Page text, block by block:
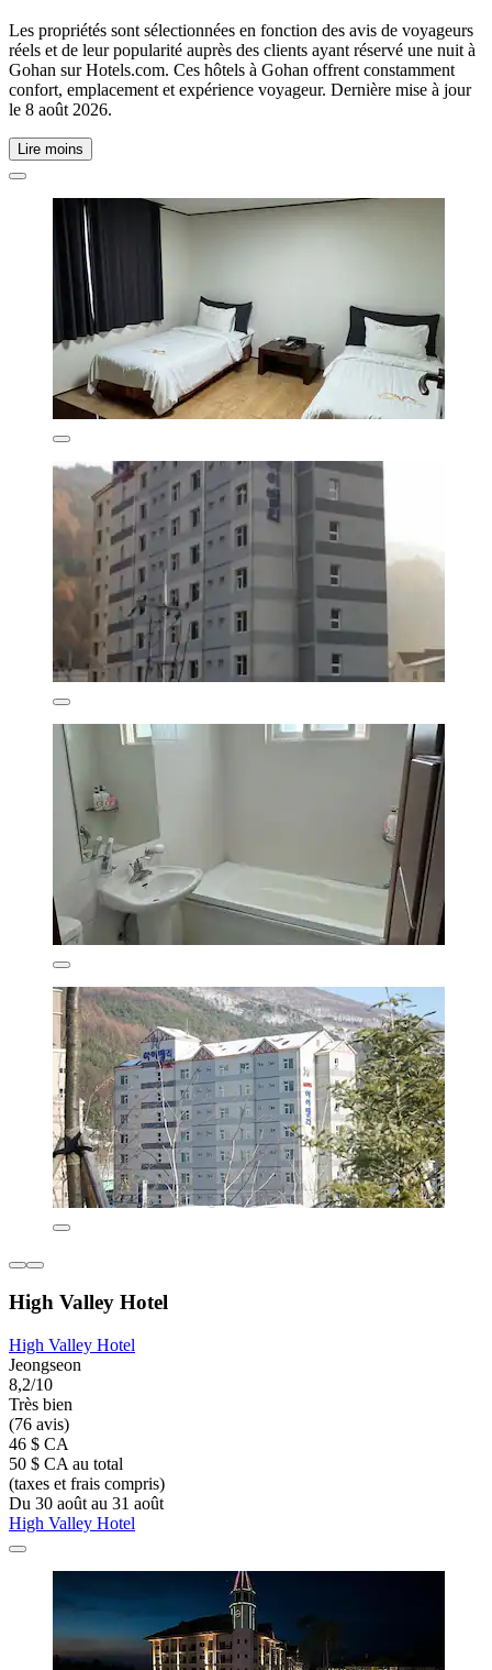
Les propriétés sont sélectionnées en fonction des avis de voyageurs
réels et de leur popularité auprès des clients ayant réservé une nuit à
Gohan sur Hotels.com. Ces hôtels à Gohan offrent constamment
confort, emplacement et expérience voyageur. Dernière mise à jour
le 8 août 2026.
Lire moins
High Valley Hotel
High Valley Hotel
Jeongseon
8,2/10
Très bien
(76 avis)
46 $ CA
50 $ CA au total
(taxes et frais compris)
Du 30 août au 31 août
High Valley Hotel